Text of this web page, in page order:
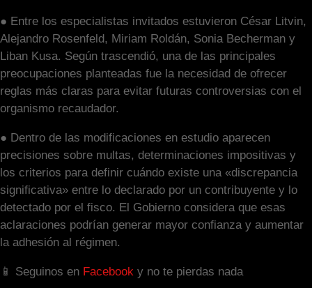
● Entre los especialistas invitados estuvieron César Litvin,
Alejandro Rosenfeld, Miriam Roldán, Sonia Becherman y
Liban Kusa. Según trascendió, una de las principales
preocupaciones planteadas fue la necesidad de ofrecer
reglas más claras para evitar futuras controversias con el
organismo recaudador.
● Dentro de las modificaciones en estudio aparecen
precisiones sobre multas, determinaciones impositivas y
los criterios para definir cuándo existe una «discrepancia
significativa» entre lo declarado por un contribuyente y lo
detectado por el fisco. El Gobierno considera que esas
aclaraciones podrían generar mayor confianza y aumentar
la adhesión al régimen.
📱 Seguinos en Facebook y no te pierdas nada